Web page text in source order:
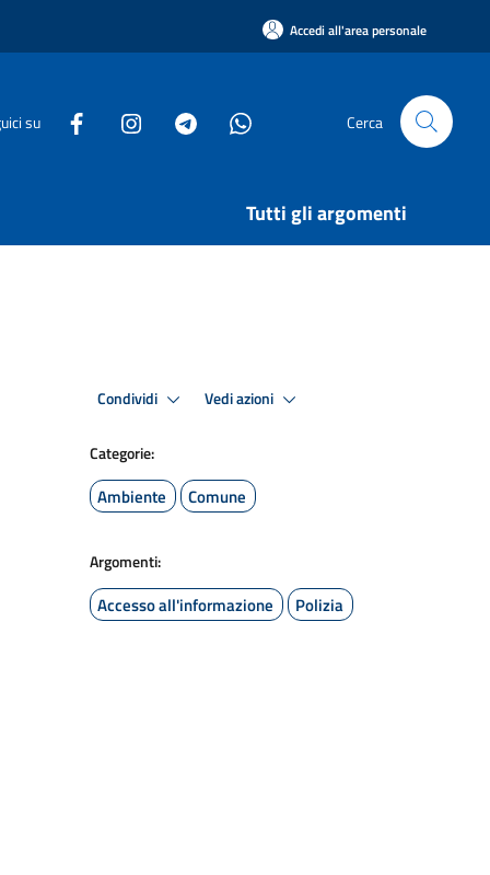
Accedi all'area personale
su Cerca
Tutti gli argomenti
Condividi Vedi azioni
Categorie:
Ambiente Comune
Argomenti:
Accesso all'informazione Polizia